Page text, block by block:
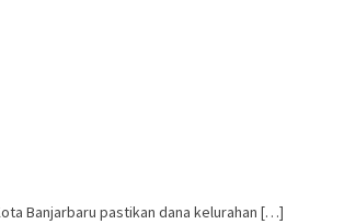
Banjarbaru pastikan dana kelurahan […]